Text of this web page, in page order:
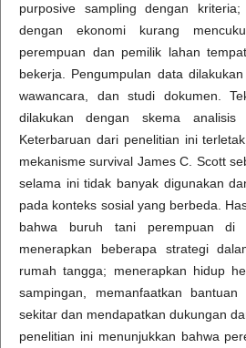
purposive sampling dengan
dengan ekonomi kurang
perempuan dan pemilik lahan
bekerja. Pengumpulan data
wawancara, dan studi dokumen.
dilakukan dengan skema analisis
Keterbaruan dari penelitian ini
mekanisme survival James C. Scott
selama ini tidak banyak digunakan
pada konteks sosial yang berbeda.
bahwa buruh tani perempuan di
menerapkan beberapa strategi
rumah tangga; menerapkan hidup
sampingan, memanfaatkan
sekitar dan mendapatkan dukungan
penelitian ini menunjukkan bahwa